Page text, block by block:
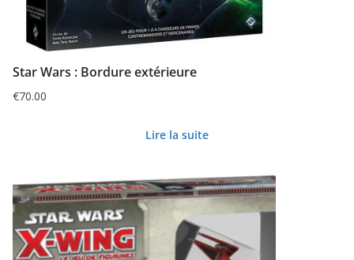
Star Wars : Bordure extérieure
€70.00
Lire la suite